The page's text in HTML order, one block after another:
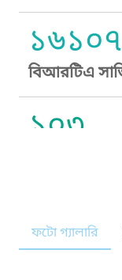
১৬১০৭
বিআরটিএ
১০৩
নারী ও শিশু
ফটো গ্যালারি